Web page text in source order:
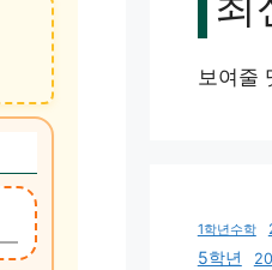
보여줄
1학년수학
5학년